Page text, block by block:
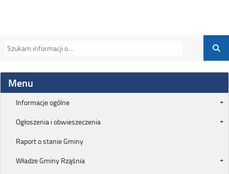
Menu
Informacje ogólne
Ogłoszenia i obwieszeczenia
Raport o stanie Gminy
Władze Gminy Rząśnia